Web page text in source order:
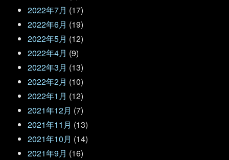
2022年7月 (17)
2022年6月 (19)
2022年5月 (12)
2022年4月 (9)
2022年3月 (13)
2022年2月 (10)
2022年1月 (12)
2021年12月 (7)
2021年11月 (13)
2021年10月 (14)
2021年9月 (16)